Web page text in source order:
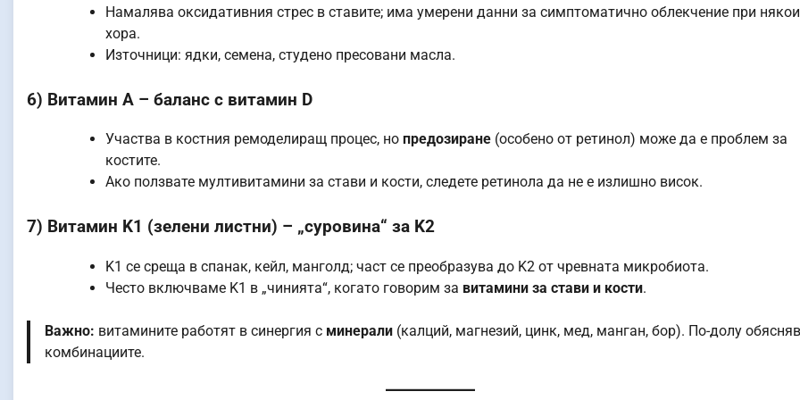
Намалява оксидативния стрес в ставите; има умерени данни за симптоматично облекчение при някои
хора.
Източници: ядки, семена, студено пресовани масла.
6) Витамин А – баланс с витамин D
Участва в костния ремоделиращ процес, но предозиране (особено от ретинол) може да е проблем за
костите.
Ако ползвате мултивитамини за стави и кости, следете ретинола да не е излишно висок.
7) Витамин K1 (зелени листни) – „суровина“ за K2
K1 се среща в спанак, кейл, манголд; част се преобразува до K2 от чревната микробиота.
Често включваме K1 в „чинията“, когато говорим за витамини за стави и кости.
Важно: витамините работят в синергия с минерали (калций, магнезий, цинк, мед, манган, бор). По-долу
комбинациите.